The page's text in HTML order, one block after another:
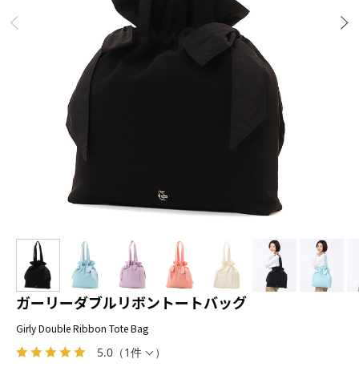
5.0 （1件 ）
ガーリーダブルリボントートバッグ
Girly Double Ribbon Tote Bag